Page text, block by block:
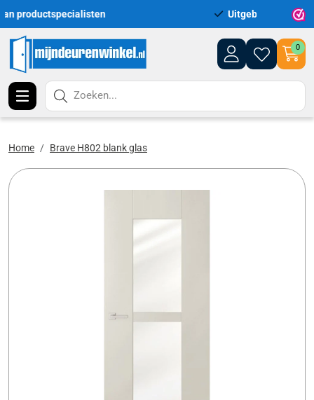
Uitgebreid assortiment uit voorraad leverbaar
0
Zoeken...
Home Brave H802 blank glas